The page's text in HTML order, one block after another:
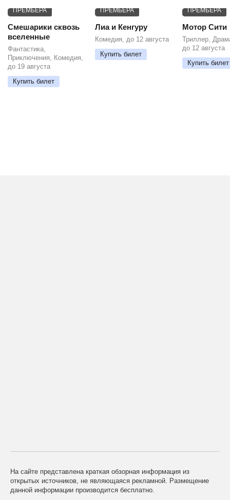
ПРЕМЬЕРА
Смешарики сквозь
вселенные
Фантастика,
Приключения, Комедия,
до 19 августа
Купить билет
ПРЕМЬЕРА
Лиа и Кенгуру
Комедия, до 12 августа
Купить билет
ПРЕМЬЕРА
Мотор Сити
Триллер,
до 12 августа
Купить билет
На сайте представлена краткая обзорная информация из
открытых источников, не являющаяся рекламной. Размещение
данной информации производится бесплатно.